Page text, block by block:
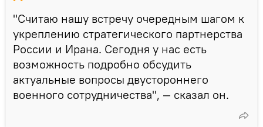
"Считаю нашу встречу очередным шагом к
укреплению стратегического партнерства
России и Ирана. Сегодня у нас есть
возможность подробно обсудить
актуальные вопросы двустороннего
военного сотрудничества", — сказал он.